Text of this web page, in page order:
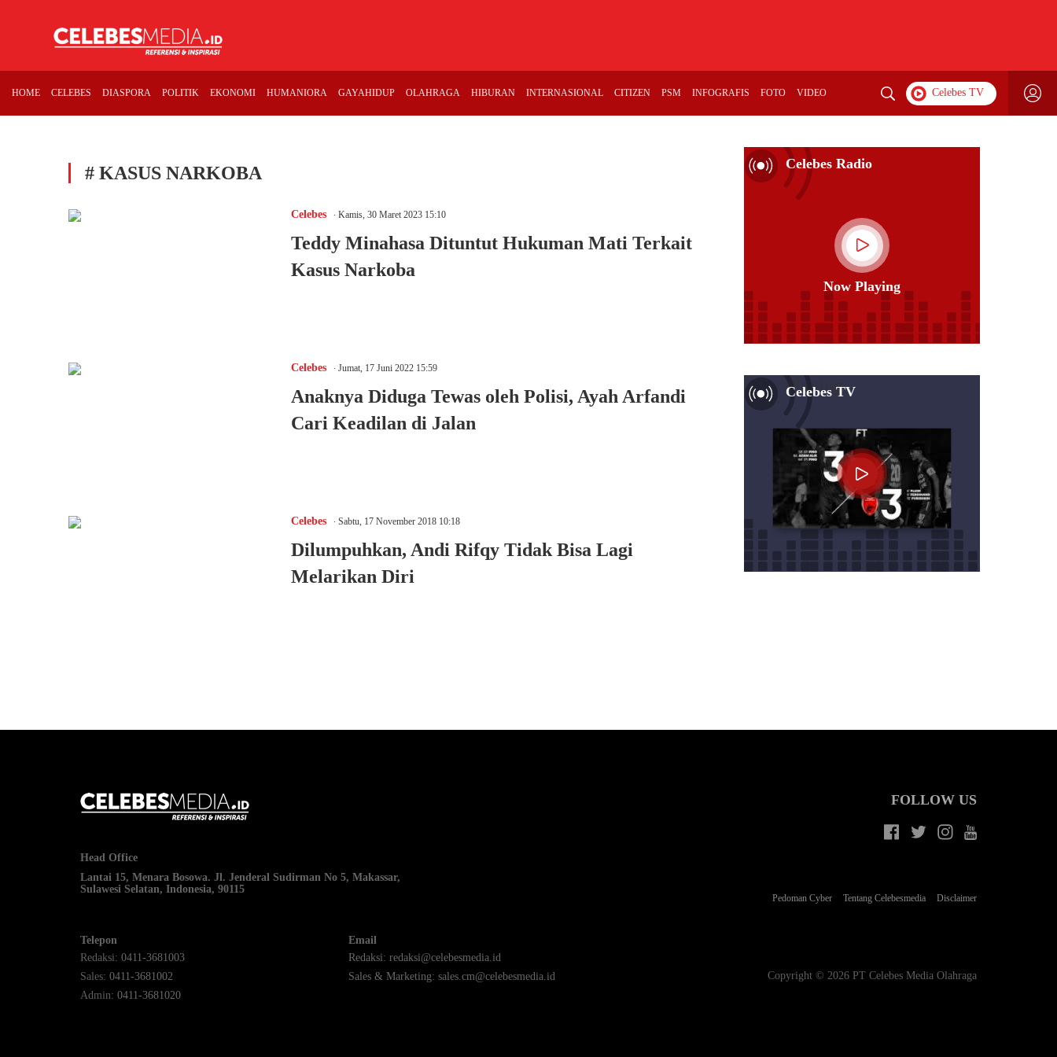
HOME CELEBES DIASPORA POLITIK EKONOMI HUMANIORA GAYAHIDUP OLAHRAGA HIBURAN INTERNASIONAL CITIZEN PSM INFOGRAFIS FOTO VIDEO
# KASUS NARKOBA
Celebes . Kamis, 30 Maret 2023 15:10
Teddy Minahasa Dituntut Hukuman Mati Terkait
Kasus Narkoba
Celebes . Jumat, 17 Juni 2022 15:59
Anaknya Diduga Tewas oleh Polisi, Ayah Arfandi
Cari Keadilan di Jalan
Celebes . Sabtu, 17 November 2018 10:18
Dilumpuhkan, Andi Rifqy Tidak Bisa Lagi
Melarikan Diri
Celebes Radio
Now Playing
Celebes TV
Now Playing
Head Office
Lantai 15, Menara Bosowa. Jl. Jenderal Sudirman No 5, Makassar,
Sulawesi Selatan, Indonesia, 90115
Telepon
Redaksi: 0411-3681003
Sales: 0411-3681002
Admin: 0411-3681020
Email
Redaksi:redaksi@celebesmedia.id
Sales & Marketing:sales.cm@celebesmedia.id
FOLLOW US
Pedoman Cyber Tentang Celebesmedia Disclaimer
Copyright © 2026 PT Celebes Media Olahraga